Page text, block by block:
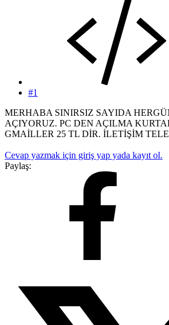
#1
MERHABA SINIRSIZ SAYIDA
AÇIYORUZ. PC DEN AÇILMA
GMAİLLER 25 TL DİR. İLETİŞİM
Cevap yazmak için giriş yap yada kayıt ol.
Paylaş: